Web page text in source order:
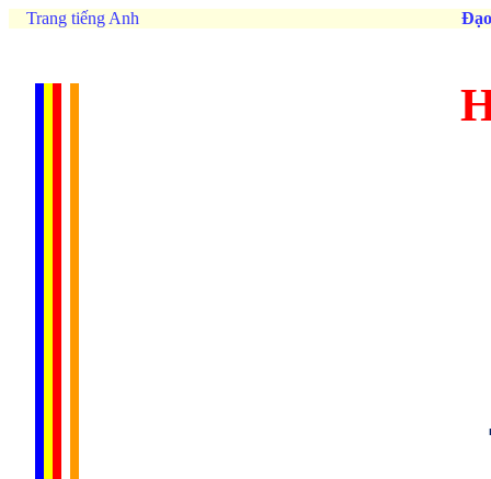
Trang tiếng Anh